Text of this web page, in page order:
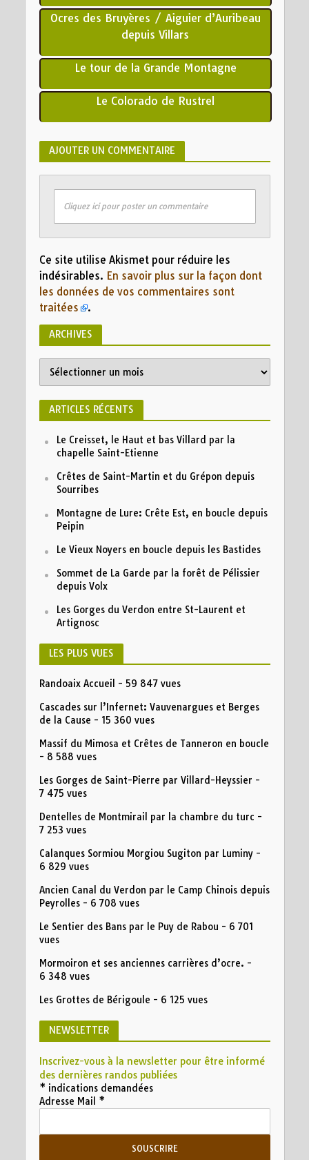
Ocres des Bruyères / Aiguier d’Auribeau
depuis Villars
Le tour de la Grande Montagne
Le Colorado de Rustrel
AJOUTER UN COMMENTAIRE
Cliquez ici pour poster un commentaire
Ce site utilise Akismet pour réduire les
indésirables. En savoir plus sur la façon dont
les données de vos commentaires sont
traitées
.
ARCHIVES
ARTICLES RÉCENTS
Le Creisset, le Haut et bas Villard par la
chapelle Saint-Etienne
Crêtes de Saint-Martin et du Grépon depuis
Sourribes
Montagne de Lure: Crête Est, en boucle depuis
Peipin
Le Vieux Noyers en boucle depuis les Bastides
Sommet de La Garde par la forêt de Pélissier
depuis Volx
Les Gorges du Verdon entre St-Laurent et
Artignosc
LES PLUS VUES
Randoaix Accueil - 59 847 vues
Cascades sur l’Infernet: Vauvenargues et Berges
de la Cause - 15 360 vues
Massif du Mimosa et Crêtes de Tanneron en boucle
- 8 588 vues
Les Gorges de Saint-Pierre par Villard-Heyssier -
7 475 vues
Dentelles de Montmirail par la chambre du turc -
7 253 vues
Calanques Sormiou Morgiou Sugiton par Luminy-
6 829 vues
Ancien Canal du Verdon par le Camp Chinois depuis
Peyrolles- 6 708 vues
Le Sentier des Bans par le Puy de Rabou - 6 701
vues
Mormoiron et ses anciennes carrières d’ocre. -
6 348 vues
Les Grottes de Bérigoule - 6 125 vues
NEWSLETTER
Inscrivez-vous à la newsletter pour être informé
des dernières randos publiées
* indications demandées
Adresse Mail *